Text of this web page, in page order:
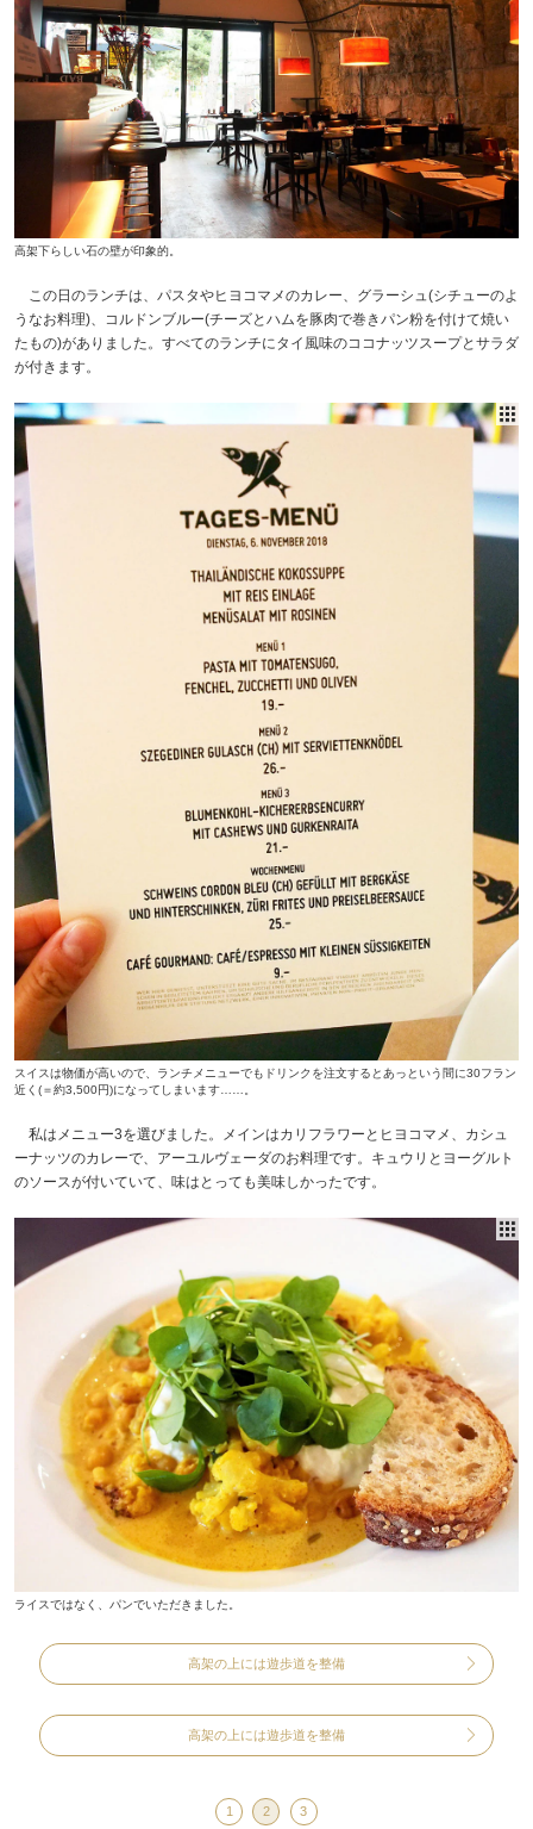
高架下らしい石の壁が印象的。
この日のランチは、パスタやヒヨコマメのカレー、グラーシュ(シチューのよ
うなお料理)、コルドンブルー(チーズとハムを豚肉で巻きパン粉を付けて焼い
たもの)がありました。すべてのランチにタイ風味のココナッツスープとサラダ
が付きます。
スイスは物価が高いので、ランチメニューでもドリンクを注文するとあっという間に30フラン
近く(＝約3,500円)になってしまいます……。
私はメニュー3を選びました。メインはカリフラワーとヒヨコマメ、カシュ
ーナッツのカレーで、アーユルヴェーダのお料理です。キュウリとヨーグルト
のソースが付いていて、味はとっても美味しかったです。
ライスではなく、パンでいただきました。
高架の上には遊歩道を整備
高架の上には遊歩道を整備
1 2 3